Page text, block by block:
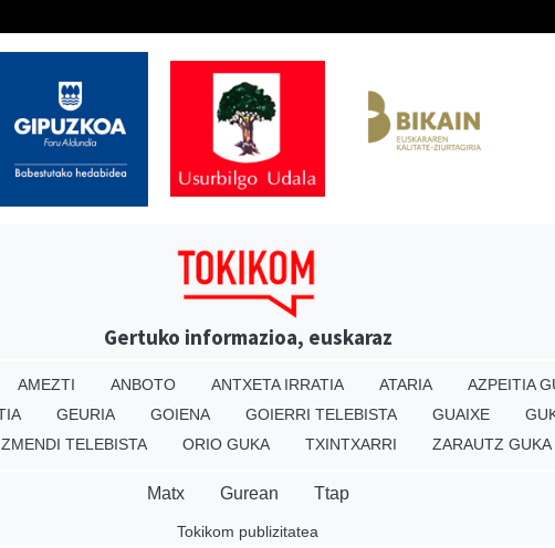
Gertuko informazioa, euskaraz
AMEZTI ANBOTO ANTXETA IRRATIA ATARIA AZPEITIA
GEURIA GOIENA GOIERRI TELEBISTA GUAIXE
TELEBISTA ORIO GUKA TXINTXARRI ZARAUTZ GUKA
Matx Gurean Ttap
Tokikom publizitatea